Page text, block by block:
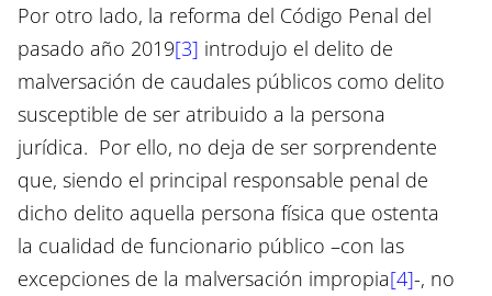
Por otro lado, la reforma del Código Penal del
pasado año 2019[3] introdujo el delito de
malversación de caudales públicos como delito
susceptible de ser atribuido a la persona
jurídica. Por ello, no deja de ser sorprendente
que, siendo el principal responsable penal de
dicho delito aquella persona física que ostenta
la cualidad de funcionario público –con las
excepciones de la malversación impropia[4]-, no